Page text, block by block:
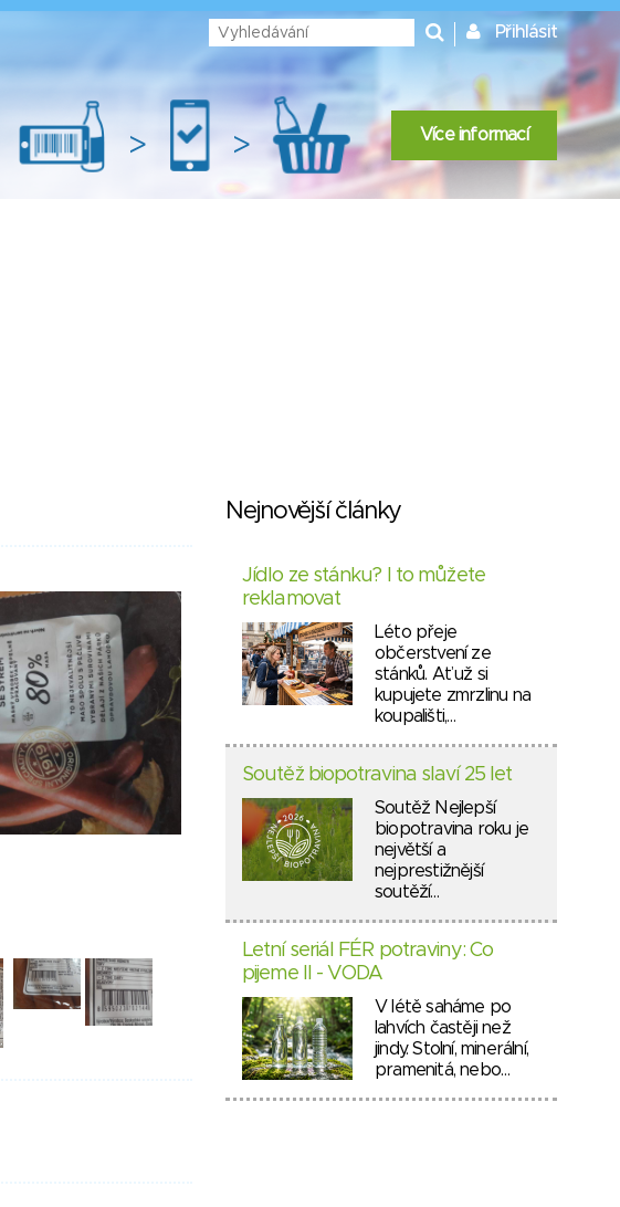
Přihlásit
> > Více informací
Nejnovější články
Jídlo ze stánku? I to můžete
reklamovat
Léto přeje
občerstvení ze
stánků. Ať už si
kupujete zmrzlinu na
koupališti,…
Soutěž biopotravina slaví 25 let
Soutěž Nejlepší
biopotravina roku je
největší a
nejprestižnější
soutěží…
Letní seriál FÉR potraviny: Co
pijeme II - VODA
V létě saháme po
lahvích častěji než
jindy. Stolní, minerální,
pramenitá, nebo…